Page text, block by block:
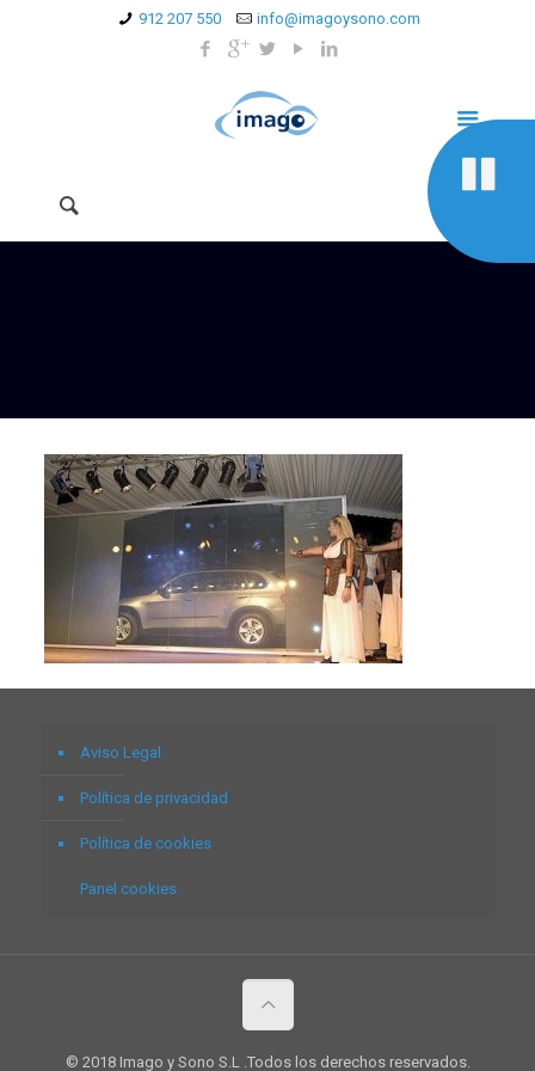
912 207 550 info@imagoysono.com
Aviso Legal
Política de privacidad
Política de cookies
Panel cookies
© 2018 Imago y Sono S.L .Todos los derechos reservados.